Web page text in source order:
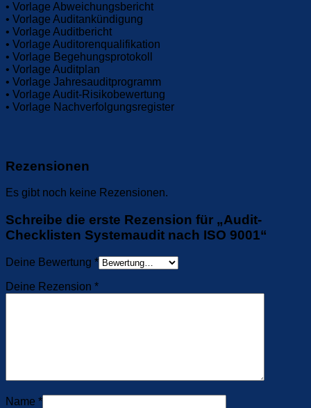
• Vorlage Abweichungsbericht
• Vorlage Auditankündigung
• Vorlage Auditbericht
• Vorlage Auditorenqualifikation
• Vorlage Begehungsprotokoll
• Vorlage Auditplan
• Vorlage Jahresauditprogramm
• Vorlage Audit-Risikobewertung
• Vorlage Nachverfolgungsregister
Rezensionen
Es gibt noch keine Rezensionen.
Schreibe die erste Rezension für „Audit-
Checklisten Systemaudit nach ISO 9001“
Deine Bewertung *
Deine Rezension *
Name *